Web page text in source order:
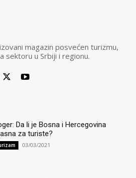
magazin posvećen turizmu,
sektoru u Srbiji i regionu.
Da li je Bosna i Hercegovina
za turiste?
03/03/2021